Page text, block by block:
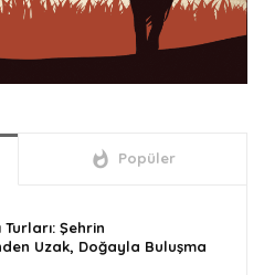
whatshot Popüler
Şehrin
Uzak, Doğayla Buluşma